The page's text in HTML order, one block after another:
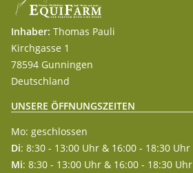
Inhaber: Thomas Pauli
Kirchgasse 1
78594 Gunningen
Deutschland
UNSERE ÖFFNUNGSZEITEN
Mo: geschlossen
Di: 8:30 - 13:00 Uhr & 16:00 - 18:30 Uhr
Mi: 8:30 - 13:00 Uhr & 16:00 - 18:30 Uhr